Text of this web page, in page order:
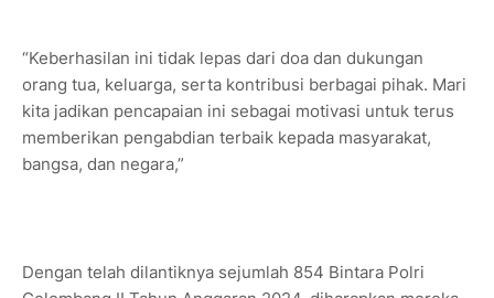
“Keberhasilan ini tidak lepas dari doa dan dukungan
orang tua, keluarga, serta kontribusi berbagai pihak. Mari
kita jadikan pencapaian ini sebagai motivasi untuk terus
memberikan pengabdian terbaik kepada masyarakat,
bangsa, dan negara,”
Dengan telah dilantiknya sejumlah 854 Bintara Polri